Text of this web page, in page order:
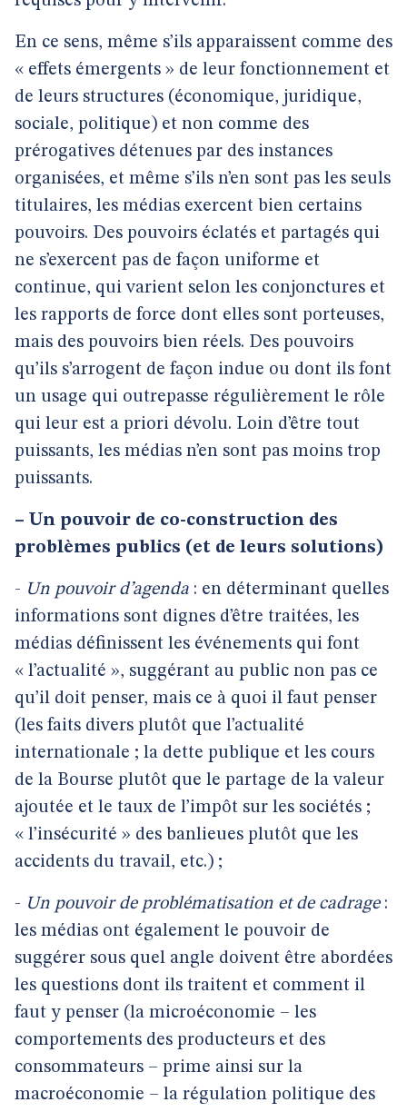
En ce sens, même s’ils apparaissent comme des
« effets émergents » de leur fonctionnement et
de leurs structures (économique, juridique,
sociale, politique) et non comme des
prérogatives détenues par des instances
organisées, et même s’ils n’en sont pas les seuls
titulaires, les médias exercent bien certains
pouvoirs. Des pouvoirs éclatés et partagés qui
ne s’exercent pas de façon uniforme et
continue, qui varient selon les conjonctures et
les rapports de force dont elles sont porteuses,
mais des pouvoirs bien réels. Des pouvoirs
qu’ils s’arrogent de façon indue ou dont ils font
un usage qui outrepasse régulièrement le rôle
qui leur est a priori dévolu. Loin d’être tout
puissants, les médias n’en sont pas moins trop
puissants.
– Un pouvoir de co-construction des
problèmes publics (et de leurs solutions)
- Un pouvoir d’agenda : en déterminant quelles
informations sont dignes d’être traitées, les
médias définissent les événements qui font
« l’actualité », suggérant au public non pas ce
qu’il doit penser, mais ce à quoi il faut penser
(les faits divers plutôt que l’actualité
internationale ; la dette publique et les cours
de la Bourse plutôt que le partage de la valeur
ajoutée et le taux de l’impôt sur les sociétés ;
« l’insécurité » des banlieues plutôt que les
accidents du travail, etc.) ;
- Un pouvoir de problématisation et de cadrage:
les médias ont également le pouvoir de
suggérer sous quel angle doivent être abordées
les questions dont ils traitent et comment il
faut y penser (la microéconomie – les
comportements des producteurs et des
consommateurs – prime ainsi sur la
macroéconomie – la régulation politique des